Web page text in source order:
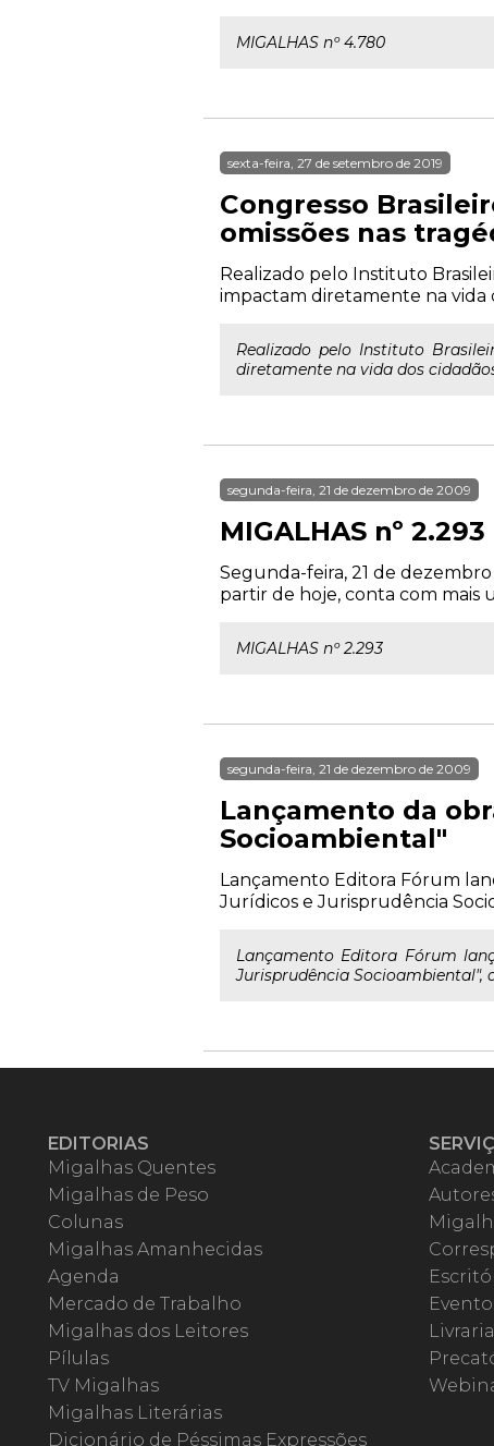
MIGALHAS nº 4.780
sexta-feira, 27 de setembro de 2019
Congresso
omissões nas
Realizado pelo Instituto
impactam diretamente na vida
Realizado pelo Instituto
diretamente na vida dos
segunda-feira, 21 de dezembro de 2009
MIGALHAS nº 2.293
Segunda-feira, 21 de
partir de hoje, conta com mais
MIGALHAS nº 2.293
segunda-feira, 21 de dezembro de 2009
Lançamento da
Socioambiental"
Lançamento Editora Fórum
Jurídicos e Jurisprudência
Lançamento Editora Fórum
Jurisprudência Socioambiental",
EDITORIAS
Migalhas Quentes
Migalhas de Peso
Colunas
Migalhas Amanhecidas
Agenda
Mercado de Trabalho
Migalhas dos Leitores
Pílulas
TV Migalhas
Migalhas Literárias
Dicionário de Péssimas Expressões
Livraria